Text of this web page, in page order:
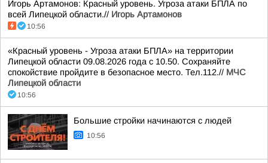
Игорь Артамонов: Красный уровень. Угроза атаки БПЛА по
всей Липецкой области.// Игорь Артамонов
10:56
«Красный уровень - Угроза атаки БПЛА» на территории
Липецкой области 09.08.2026 года с 10.50. Сохраняйте
спокойствие пройдите в безопасное место. Тел.112.// МЧС
Липецкой области
10:56
Большие стройки начинаются с людей
10:56